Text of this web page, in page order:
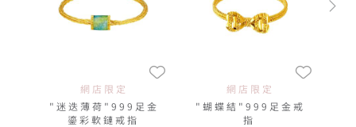
網店限定
"迷迭薄荷"999足金
鎏彩軟鏈戒指
網店限定
"蝴蝶結"999足金戒
指